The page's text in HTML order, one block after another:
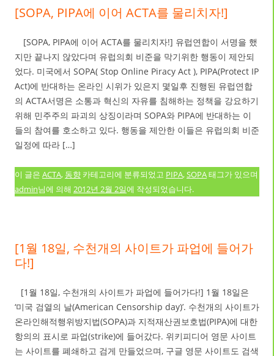
[SOPA, PIPA에 이어 ACTA를 물리치자!]
[SOPA, PIPA에 이어 ACTA를 물리치자!] 유럽연합이 서명을 했
지만 끝나지 않았다며 유럽의회 비준을 막기위한 행동이 제안되
었다. 미국에서 SOPA( Stop Online Piracy Act ), PIPA(Protect IP
Act)에 반대하는 온라인 시위가 있은지 몇일후 진행된 유럽연합
의 ACTA서명은 소통과 혁신의 자유를 침해하는 정책을 강요하기
위해 민주주의 파괴의 상징이라며 SOPA와 PIPA에 반대하는 이
들의 참여를 호소하고 있다. 행동을 제안한 이들은 유럽의회 비준
일정에 따라 […]
이 글은 ACTA, 동향 카테고리에 분류되었고 PIPA,SOPA태그가 있으며
admin님에 의해 2012년 2월 2일에 작성되었습니다.
[1월 18일, 수천개의 사이트가 파업에 들어가
다!]
[1월 18일, 수천개의 사이트가 파업에 들어가다!] 1월 18일은
‘미국 검열의 날(American Censorship day)’. 수천개의 사이트가
온라인해적행위방지법(SOPA)과 지적재산권보호법(PIPA)에 대한
항의의 표시로 파업(strike)에 들어갔다. 위키피디어 영문 사이트
는 사이트를 폐쇄하고 검게 만들었으며, 구글 영문 사이트도 검색